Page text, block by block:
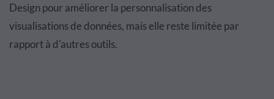
Design pour améliorer la personnalisation des
visualisations de données, mais elle reste limitée par
rapport à d'autres outils.